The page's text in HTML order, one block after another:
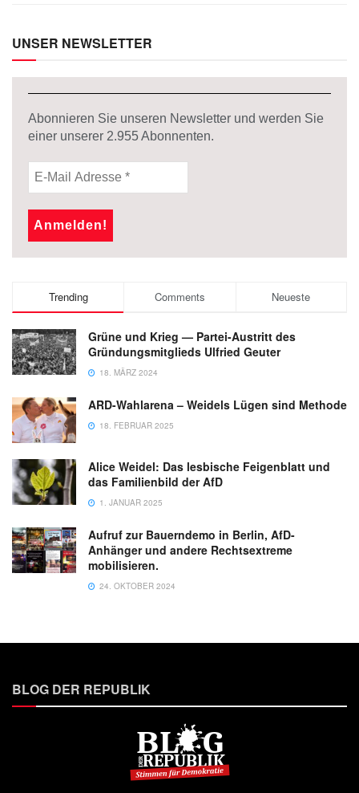
UNSER NEWSLETTER
Abonnieren Sie unseren Newsletter und werden Sie
einer unserer 2.955Abonnenten.
Trending Comments Neueste
Grüne und Krieg — Partei-Austritt des
Gründungsmitglieds Ulfried Geuter
18. MÄRZ 2024
ARD-Wahlarena – Weidels Lügen sind Methode
18. FEBRUAR 2025
Alice Weidel: Das lesbische Feigenblatt und
das Familienbild der AfD
1. JANUAR 2025
Aufruf zur Bauerndemo in Berlin, AfD-
Anhänger und andere Rechtsextreme
mobilisieren.
24. OKTOBER 2024
BLOG DER REPUBLIK